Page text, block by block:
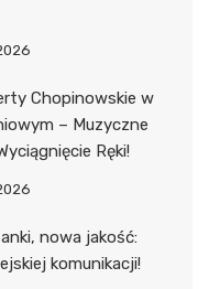
Chopinowskie w
– Muzyczne
Ręki!
nowa jakość:
komunikacji!